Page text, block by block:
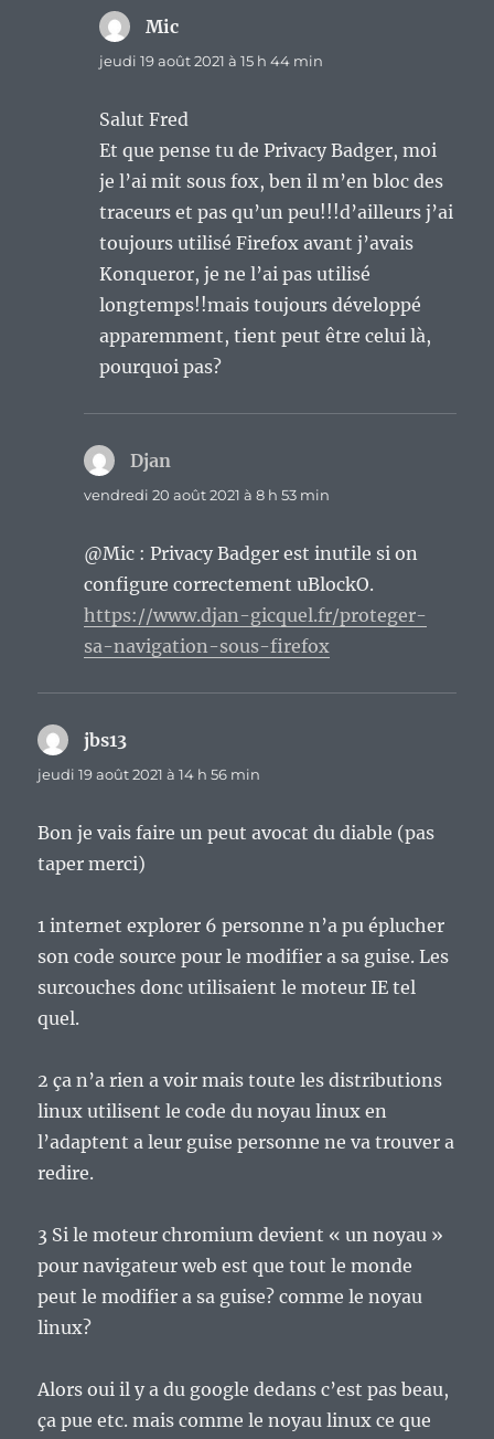
Mic
jeudi 19 août 2021 à 15 h 44 min
Salut Fred
Et que pense tu de Privacy Badger, moi
je l’ai mit sous fox, ben il m’en bloc des
traceurs et pas qu’un peu!!!d’ailleurs j’ai
toujours utilisé Firefox avant j’avais
Konqueror, je ne l’ai pas utilisé
longtemps!!mais toujours développé
apparemment, tient peut être celui là,
pourquoi pas?
Djan
vendredi 20 août 2021 à 8 h 53 min
@Mic : Privacy Badger est inutile si on
configure correctement uBlockO.
https://www.djan-gicquel.fr/proteger-
sa-navigation-sous-firefox
jbs13
jeudi 19 août 2021 à 14 h 56 min
Bon je vais faire un peut avocat du diable (pas
taper merci)
1 internet explorer 6 personne n’a pu éplucher
son code source pour le modifier a sa guise. Les
surcouches donc utilisaient le moteur IE tel
quel.
2 ça n’a rien a voir mais toute les distributions
linux utilisent le code du noyau linux en
l’adaptent a leur guise personne ne va trouver a
redire.
3 Si le moteur chromium devient « un noyau »
pour navigateur web est que tout le monde
peut le modifier a sa guise? comme le noyau
linux?
Alors oui il y a du google dedans c’est pas beau,
ça pue etc. mais comme le noyau linux ce que